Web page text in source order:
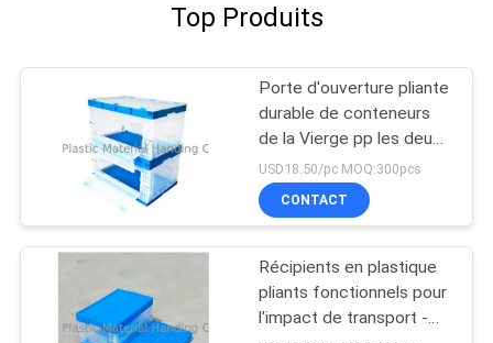
Top Produits
Porte d'ouverture pliante
durable de conteneurs
de la Vierge pp les deux
côtés
USD18.50/pc MOQ:300pcs
CONTACT
Récipients en plastique
pliants fonctionnels pour
l'impact de transport -